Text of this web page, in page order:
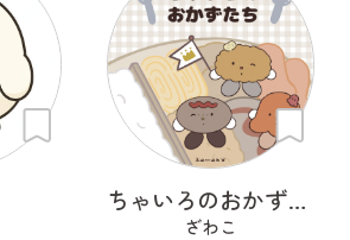
ちゃいろのおかずたち
ざわこ